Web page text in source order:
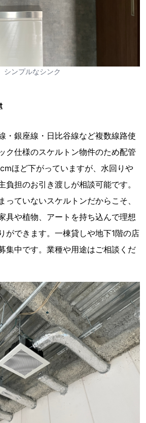
シンプルなシンク
・銀座線・日比谷線など複数線路使
ク仕様のスケルトン物件のため配管
ほど下がっていますが、水回りや
負担のお引き渡しが相談可能です。
っていないスケルトンだからこそ、
具や植物、アートを持ち込んで理想
ができます。一棟貸しや地下1階の店
集中です。業種や用途はご相談くだ